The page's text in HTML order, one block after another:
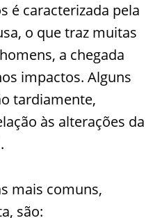
é caracterizada pela
o que traz muitas
a chegada
impactos. Alguns
tardiamente,
às alterações da
mais comuns,
são: